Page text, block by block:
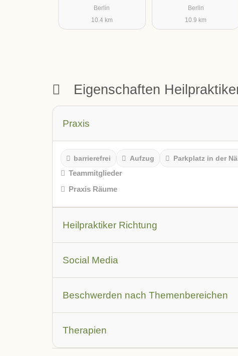
Berlin
10.4 km
Berlin
10.9 km
Eigenschaften
Praxis
barrierefrei Aufzug Parkplatz in der
Teammitglieder
Praxis Räume
Heilpraktiker Richtung
Social Media
Beschwerden nach Themenbereichen
Therapien